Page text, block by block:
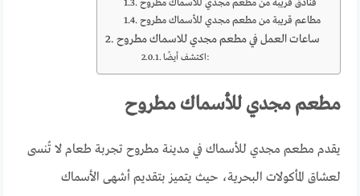
اكتشف أيضًا:
مطعم مجدي للأسماك مطروح
يقدم مطعم مجدي للأسماك في مدينة مطروح تجربة طعام لا تُنسى
لعشاق المأكولات البحرية، حيث يتميز بتقديم أشهى الأسماك